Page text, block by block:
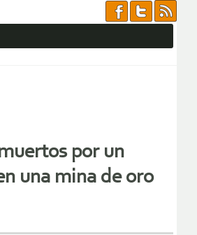
por un
una mina de oro